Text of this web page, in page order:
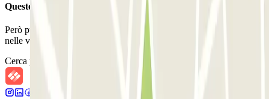
Questo parcheggio non accetta prenotazioni con Parclick.
Però puoi sempre prenotare un posto auto in uno di questi parcheggi
nelle vicinanze!
Cerca parcheggi vicini